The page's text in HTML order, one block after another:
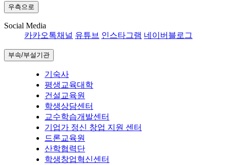
우측으로
Social Media
카카오톡채널 유튜브 인스타그램 네이버블로그
부속/부설기관
기숙사
평생교육대학
건설교육원
학생상담센터
교수학습개발센터
기업가 정신 창업 지원 센터
드론교육원
산학협력단
학생창업혁신센터